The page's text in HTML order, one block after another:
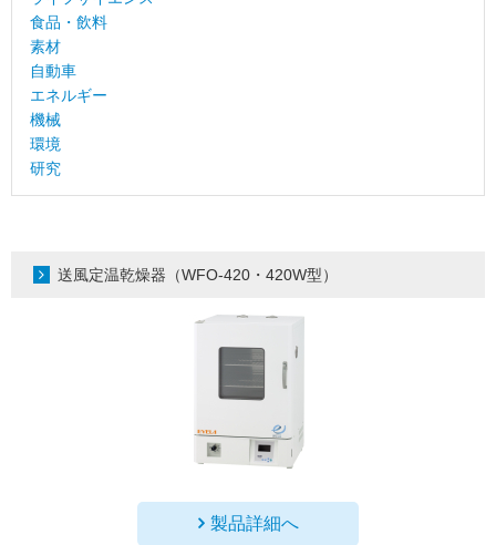
食品・飲料
素材
自動車
エネルギー
機械
環境
研究
送風定温乾燥器（WFO-420・420W型）
製品詳細へ